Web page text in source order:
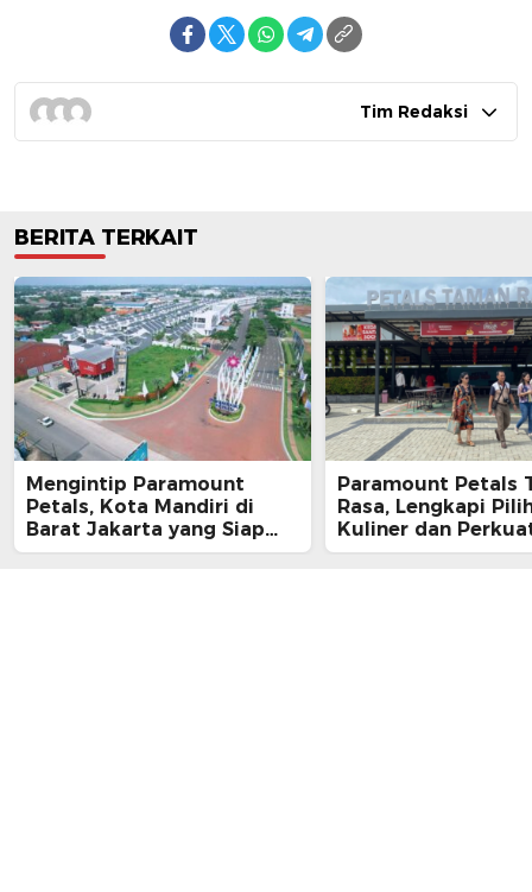
Tim Redaksi
BERITA TERKAIT
Mengintip Paramount
Petals, Kota Mandiri di
Barat Jakarta yang Siap
Jadi Kota Masa Depan
Paramount Petals
Rasa, Lengkapi
Kuliner dan
bagi Warga dan